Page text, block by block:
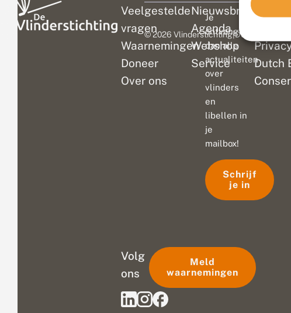
Veelgestelde
vragen
Waarnemingen
Doneer
Over ons
Nieuwsbrief
Agenda
Webshop
Service
Dutch
Je
ontvangt
dan alle
actualiteiten
over
vlinders
en
libellen in
je
mailbox!
Schrijf
je in
Volg
ons
Meld
waarnemingen
© 2026 Vlinderstichting|Duurzaam